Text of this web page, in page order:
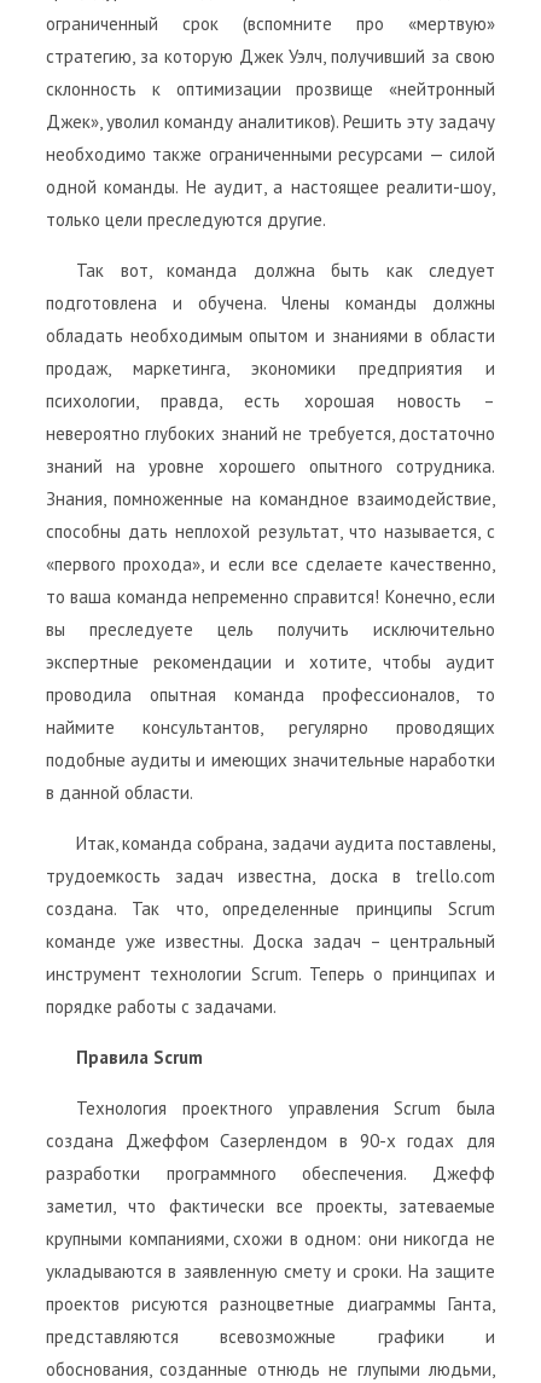
ограниченный срок (вспомните про «мертвую»
стратегию, за которую Джек Уэлч, получивший за свою
склонность к оптимизации прозвище «нейтронный
Джек», уволил команду аналитиков). Решить эту задачу
необходимо также ограниченными ресурсами — силой
одной команды. Не аудит, а настоящее реалити-шоу,
только цели преследуются другие.
Так вот, команда должна быть как следует
подготовлена и обучена. Члены команды должны
обладать необходимым опытом и знаниями в области
продаж, маркетинга, экономики предприятия и
психологии, правда, есть хорошая новость –
невероятно глубоких знаний не требуется, достаточно
знаний на уровне хорошего опытного сотрудника.
Знания, помноженные на командное взаимодействие,
способны дать неплохой результат, что называется, с
«первого прохода», и если все сделаете качественно,
то ваша команда непременно справится! Конечно, если
вы преследуете цель получить исключительно
экспертные рекомендации и хотите, чтобы аудит
проводила опытная команда профессионалов, то
наймите консультантов, регулярно проводящих
подобные аудиты и имеющих значительные наработки
в данной области.
Итак, команда собрана, задачи аудита поставлены,
трудоемкость задач известна, доска в trello.com
создана. Так что, определенные принципы Scrum
команде уже известны. Доска задач – центральный
инструмент технологии Scrum. Теперь о принципах и
порядке работы с задачами.
Правила Scrum
Технология проектного управления Scrum была
создана Джеффом Сазерлендом в 90-х годах для
разработки программного обеспечения. Джефф
заметил, что фактически все проекты, затеваемые
крупными компаниями, схожи в одном: они никогда не
укладываются в заявленную смету и сроки. На защите
проектов рисуются разноцветные диаграммы Ганта,
представляются всевозможные графики и
обоснования, созданные отнюдь не глупыми людьми,